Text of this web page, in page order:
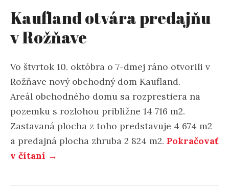
Kaufland otvára predajňu
v Rožňave
Vo štvrtok 10. októbra o 7-dmej ráno otvorili v
Rožňave nový obchodný dom Kaufland.
Areál obchodného domu sa rozprestiera na
pozemku s rozlohou približne 14 716 m2.
Zastavaná plocha z toho predstavuje 4 674 m2
a predajná plocha zhruba 2 824 m2. Pokračovať
v čítaní →